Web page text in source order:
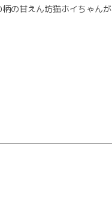
の甘えん坊猫ホイちゃんが